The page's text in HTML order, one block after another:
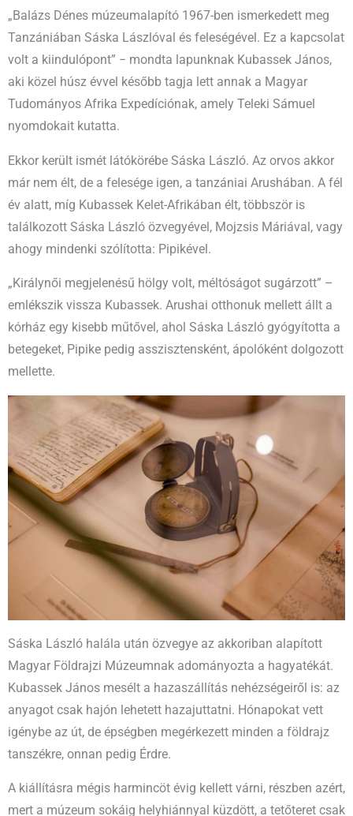
„Balázs Dénes múzeumalapító 1967-ben ismerkedett meg
Tanzániában Sáska Lászlóval és feleségével. Ez a kapcsolat
volt a kiindulópont” − mondta lapunknak Kubassek János,
aki közel húsz évvel később tagja lett annak a Magyar
Tudományos Afrika Expedíciónak, amely Teleki Sámuel
nyomdokait kutatta.
Ekkor került ismét látókörébe Sáska László. Az orvos akkor
már nem élt, de a felesége igen, a tanzániai Arushában. A fél
év alatt, míg Kubassek Kelet-Afrikában élt, többször is
találkozott Sáska László özvegyével, Mojzsis Máriával, vagy
ahogy mindenki szólította: Pipikével.
„Királynői megjelenésű hölgy volt, méltóságot sugárzott” –
emlékszik vissza Kubassek. Arushai otthonuk mellett állt a
kórház egy kisebb műtővel, ahol Sáska László gyógyította a
betegeket, Pipike pedig asszisztensként, ápolóként dolgozott
mellette.
Sáska László halála után özvegye az akkoriban alapított
Magyar Földrajzi Múzeumnak adományozta a hagyatékát.
Kubassek János mesélt a hazaszállítás nehézségeiről is: az
anyagot csak hajón lehetett hazajuttatni. Hónapokat vett
igénybe az út, de épségben megérkezett minden a földrajz
tanszékre, onnan pedig Érdre.
A kiállításra mégis harmincöt évig kellett várni, részben azért,
mert a múzeum sokáig helyhiánnyal küzdött, a tetőteret csak